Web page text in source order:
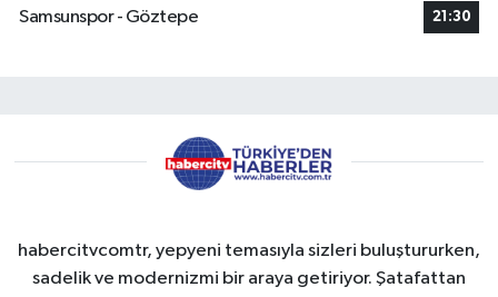
Samsunspor - Göztepe
21:30
habercitvcomtr, yepyeni temasıyla sizleri buluştururken,
sadelik ve modernizmi bir araya getiriyor. Şatafattan